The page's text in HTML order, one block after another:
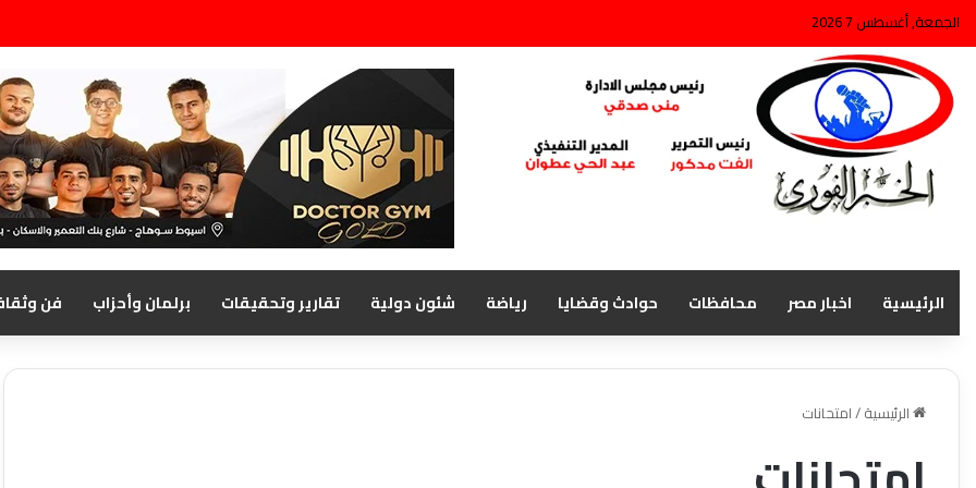
الجمعة, أغسطس 7 2026
الرئيسية اخبار مصر محافظات حوادث وقضايا رياضة شئون دولية تقارير وتحقيقات برلمان وأحزاب فن
الرئيسية/امتحانات